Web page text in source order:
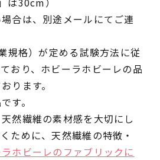
合は、別途メールにてご連
規格）が定める試験方法に従
おり、ホビーラホビーレの品
ります。
す。
然繊維の素材感を大切にし
ために、天然繊維の特徴・
ホビーレのファブリックに